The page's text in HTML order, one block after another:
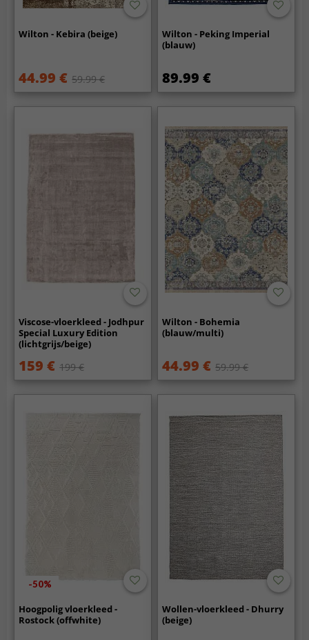
Wilton - Kebira (beige)
44.99 € 59.99 €
Wilton - Peking Imperial
(blauw)
89.99 €
Viscose-vloerkleed - Jodhpur
Special Luxury Edition
(lichtgrijs/beige)
159 € 199 €
Wilton - Bohemia
(blauw/multi)
44.99 € 59.99 €
-50%
Hoogpolig vloerkleed -
Rostock (offwhite)
Wollen-vloerkleed - Dhurry
(beige)